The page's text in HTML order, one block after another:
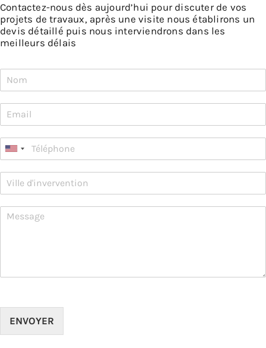
Contactez-nous dès aujourd’hui pour discuter de vos
projets de travaux, après une visite nous établirons un
devis détaillé puis nous interviendrons dans les
meilleurs délais
ENVOYER